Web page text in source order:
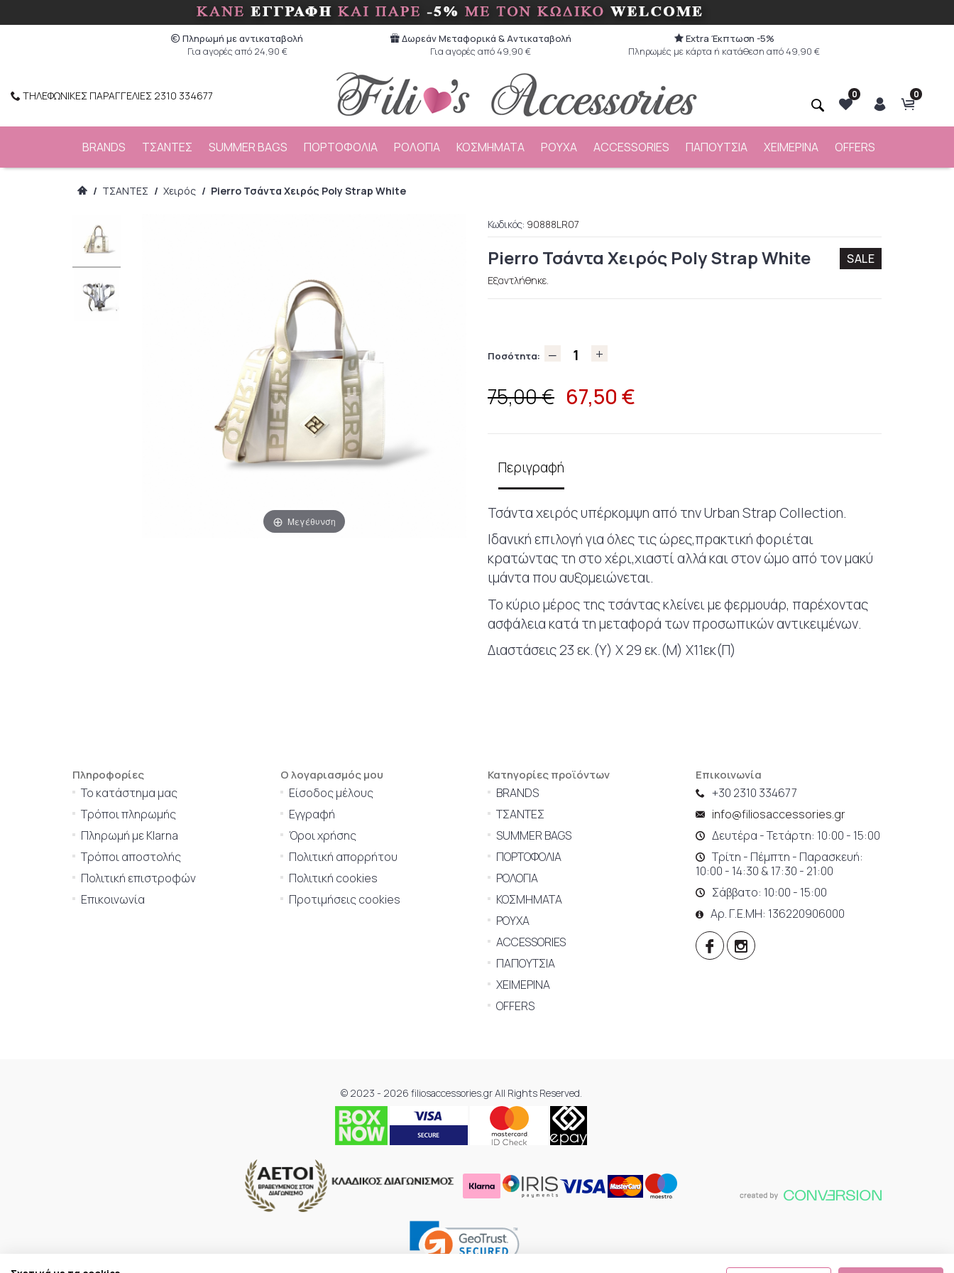
Πληρωμή με αντικαταβολή
Για αγορές από 24,90 €
Δωρεάν Μεταφορικά & Aντικαταβολή
Για αγορές από 49,90 €
Extra Έκπτωση -5%
Πληρωμές με κάρτα ή κατάθεση από 49,90 €
ΤΗΛΕΦΩΝΙΚΕΣ ΠΑΡΑΓΓΕΛΙΕΣ 2310 334677 0
0
BRANDS ΤΣΑΝΤΕΣ SUMMER BAGS ΠΟΡΤΟΦΟΛΙΑ ΡΟΛΟΓΙΑ ΚΟΣΜΗΜΑΤΑ ΡΟΥΧΑ ACCESSORIES ΠΑΠΟΥΤΣΙΑ ΧΕΙΜΕΡΙΝΑ OFFERS
/ ΤΣΑΝΤΕΣ / Χειρός / Pierro Τσάντα Χειρός Poly Strap White
Μεγέθυνση
Κωδικός: 90888LR07
Pierro Τσάντα Χειρός Poly Strap White SALE
Εξαντλήθηκε.
Ποσότητα:
75,00 € 67,50 €
Περιγραφή
Τσάντα χειρός υπέρκομψη από την Urban Strap Collection.
Ιδανική επιλογή για όλες τις ώρες,πρακτική φοριέται
κρατώντας τη στο χέρι,χιαστί αλλά και στον ώμο από τον μακύ
ιμάντα που αυξομειώνεται.
Το κύριο μέρος της τσάντας κλείνει με φερμουάρ, παρέχοντας
ασφάλεια κατά τη μεταφορά των προσωπικών αντικειμένων.
Διαστάσεις 23 εκ.(Υ) Χ 29 εκ.(Μ) X11εκ(Π)
Πληροφορίες
Το κατάστημα μας
Τρόποι πληρωμής
Πληρωμή με Klarna
Τρόποι αποστολής
Πολιτική επιστροφών
Επικοινωνία
Ο λογαριασμός μου
Είσοδος μέλους
Εγγραφή
Όροι χρήσης
Πολιτική απορρήτου
Πολιτική cookies
Προτιμήσεις cookies
Κατηγορίες προϊόντων
BRANDS
ΤΣΑΝΤΕΣ
SUMMER BAGS
ΠΟΡΤΟΦΟΛΙΑ
ΡΟΛΟΓΙΑ
ΚΟΣΜΗΜΑΤΑ
ΡΟΥΧΑ
ACCESSORIES
ΠΑΠΟΥΤΣΙΑ
ΧΕΙΜΕΡΙΝΑ
OFFERS
Επικοινωνία
+30 2310 334677
info@filiosaccessories.gr
Δευτέρα - Τετάρτη: 10:00 - 15:00
Τρίτη - Πέμπτη - Παρασκευή:
10:00 - 14:30 & 17:30 - 21:00
Σάββατο: 10:00 - 15:00
Αρ. Γ.Ε.ΜΗ: 136220906000
© 2023 - 2026 filiosaccessories.gr All Rights Reserved.